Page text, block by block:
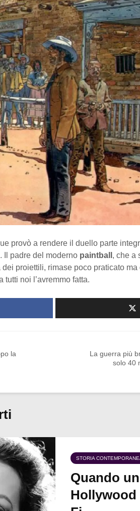
provò a rendere il duello parte
Il padre del moderno paintball , che a
proiettili, rimase poco praticato ma
tutti noi l’avremmo fatta.
la
La guerra più
solo 40
STORIA
Quando